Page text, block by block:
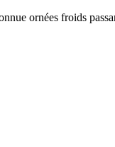
ornées froids